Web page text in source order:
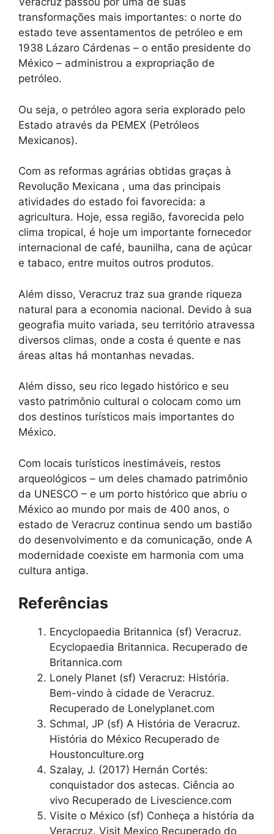
transformações mais importantes: o norte do
estado teve assentamentos de petróleo e em
1938 Lázaro Cárdenas – o então presidente do
México – administrou a expropriação de
petróleo.
Ou seja, o petróleo agora seria explorado pelo
Estado através da PEMEX (Petróleos
Mexicanos).
Com as reformas agrárias obtidas graças à
Revolução Mexicana , uma das principais
atividades do estado foi favorecida: a
agricultura. Hoje, essa região, favorecida pelo
clima tropical, é hoje um importante fornecedor
internacional de café, baunilha, cana de açúcar
e tabaco, entre muitos outros produtos.
Além disso, Veracruz traz sua grande riqueza
natural para a economia nacional. Devido à sua
geografia muito variada, seu território atravessa
diversos climas, onde a costa é quente e nas
áreas altas há montanhas nevadas.
Além disso, seu rico legado histórico e seu
vasto patrimônio cultural o colocam como um
dos destinos turísticos mais importantes do
México.
Com locais turísticos inestimáveis, restos
arqueológicos – um deles chamado patrimônio
da UNESCO – e um porto histórico que abriu o
México ao mundo por mais de 400 anos, o
estado de Veracruz continua sendo um bastião
do desenvolvimento e da comunicação, onde A
modernidade coexiste em harmonia com uma
cultura antiga.
Referências
Encyclopaedia Britannica (sf) Veracruz.
Ecyclopaedia Britannica. Recuperado de
Britannica.com
Lonely Planet (sf) Veracruz: História.
Bem-vindo à cidade de Veracruz.
Recuperado de Lonelyplanet.com
Schmal, JP (sf) A História de Veracruz.
História do México Recuperado de
Houstonculture.org
Szalay, J. (2017) Hernán Cortés:
conquistador dos astecas. Ciência ao
vivo Recuperado de Livescience.com
Visite o México (sf) Conheça a história da
Veracruz. Visit Mexico Recuperado do